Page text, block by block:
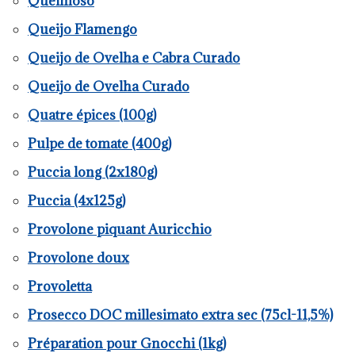
Queijo Flamengo
Queijo de Ovelha e Cabra Curado
Queijo de Ovelha Curado
Quatre épices (100g)
Pulpe de tomate (400g)
Puccia long (2x180g)
Puccia (4x125g)
Provolone piquant Auricchio
Provolone doux
Provoletta
Prosecco DOC millesimato extra sec (75cl-11,5%)
Préparation pour Gnocchi (1kg)